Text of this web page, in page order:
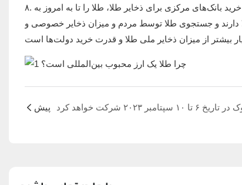
۸. اثر ترکیبی ذخایر عظیم طلا و افزایش قدرت خرید مردم همه کشورها و افزایش قدرت خرید بانک‌های مرکزی برای ذخایر طلا، طلا را تا به امروز به
دارند و جستجوی طلا توسط مردم و میزان ذخایر خصوصی و
پیش